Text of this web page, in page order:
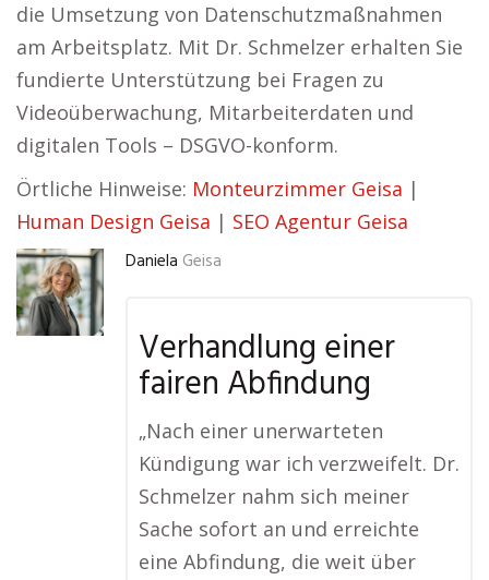
die Umsetzung von Datenschutzmaßnahmen
am Arbeitsplatz. Mit Dr. Schmelzer erhalten Sie
fundierte Unterstützung bei Fragen zu
Videoüberwachung, Mitarbeiterdaten und
digitalen Tools – DSGVO-konform.
Örtliche Hinweise: Monteurzimmer Geisa |
Human Design Geisa | SEO Agentur Geisa
Daniela Geisa
Verhandlung einer
fairen Abfindung
„Nach einer unerwarteten
Kündigung war ich verzweifelt. Dr.
Schmelzer nahm sich meiner
Sache sofort an und erreichte
eine Abfindung, die weit über